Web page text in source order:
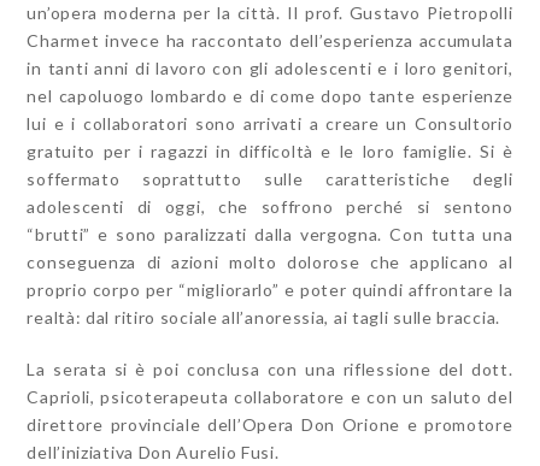
un’opera moderna per la città. Il prof. Gustavo Pietropolli
Charmet invece ha raccontato dell’esperienza accumulata
in tanti anni di lavoro con gli adolescenti e i loro genitori,
nel capoluogo lombardo e di come dopo tante esperienze
lui e i collaboratori sono arrivati a creare un Consultorio
gratuito per i ragazzi in difficoltà e le loro famiglie. Si è
soffermato soprattutto sulle caratteristiche degli
adolescenti di oggi, che soffrono perché si sentono
“brutti” e sono paralizzati dalla vergogna. Con tutta una
conseguenza di azioni molto dolorose che applicano al
proprio corpo per “migliorarlo” e poter quindi affrontare la
realtà: dal ritiro sociale all’anoressia, ai tagli sulle braccia.
La serata si è poi conclusa con una riflessione del dott.
Caprioli, psicoterapeuta collaboratore e con un saluto del
direttore provinciale dell’Opera Don Orione e promotore
dell’iniziativa Don Aurelio Fusi.